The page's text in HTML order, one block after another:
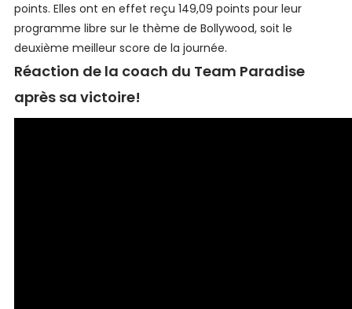
points. Elles ont en effet reçu 149,09 points pour leur
programme libre sur le thème de Bollywood, soit le
deuxième meilleur score de la journée.
Réaction de la coach du Team Paradise
après sa victoire!